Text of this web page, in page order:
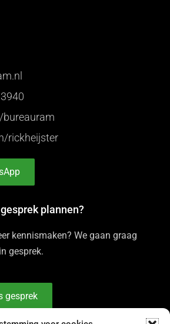
rickheijster
plannen?
kennismaken? We gaan graag
gesprek.
gesprek